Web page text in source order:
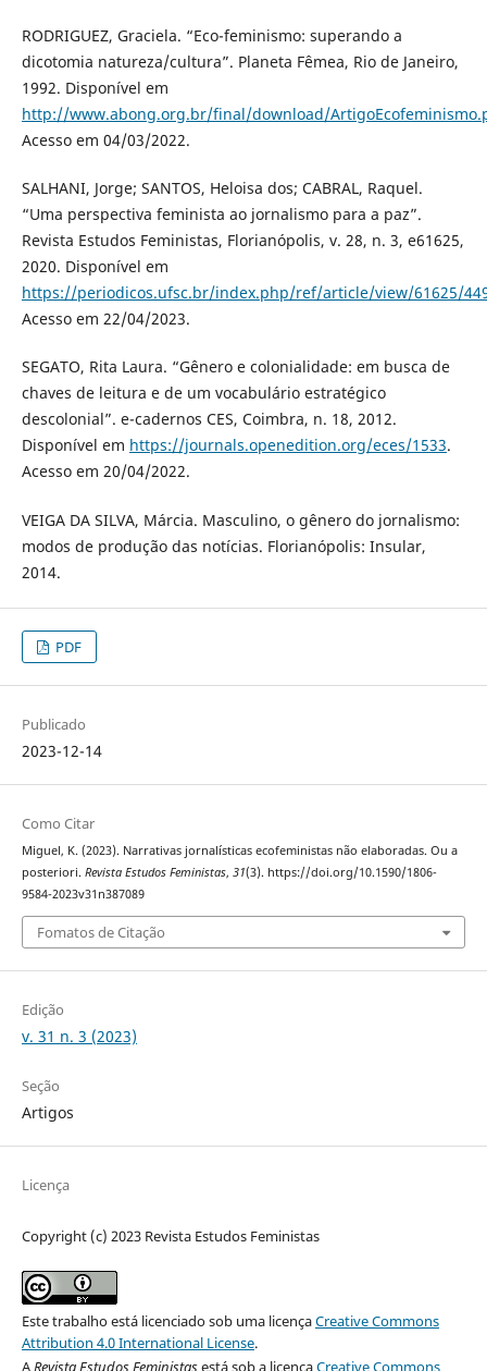
RODRIGUEZ, Graciela. “Eco-feminismo: superando a
dicotomia natureza/cultura”. Planeta Fêmea, Rio de Janeiro,
1992. Disponível em
http://www.abong.org.br/final/download/
Acesso em 04/03/2022.
SALHANI, Jorge; SANTOS, Heloisa dos; CABRAL, Raquel.
“Uma perspectiva feminista ao jornalismo para a paz”.
Revista Estudos Feministas, Florianópolis, v. 28, n. 3, e61625,
2020. Disponível em
https://periodicos.ufsc.br/index.php/ref/article/view/61625/
Acesso em 22/04/2023.
SEGATO, Rita Laura. “Gênero e colonialidade: em busca de
chaves de leitura e de um vocabulário estratégico
descolonial”. e-cadernos CES, Coimbra, n. 18, 2012.
Disponível em https://journals.openedition.org/eces/1533.
Acesso em 20/04/2022.
VEIGA DA SILVA, Márcia. Masculino, o gênero do jornalismo:
modos de produção das notícias. Florianópolis: Insular,
2014.
PDF
Publicado
2023-12-14
Como Citar
Miguel, K. (2023). Narrativas jornalísticas ecofeministas não elaboradas. Ou a
posteriori. Revista Estudos Feministas, 31(3). https://doi.org/10.1590/1806-
9584-2023v31n387089
Fomatos de Citação
Edição
v. 31 n. 3 (2023)
Seção
Artigos
Licença
Copyright (c) 2023 Revista Estudos Feministas
Este trabalho está licenciado sob uma licençaCreative Commons
Attribution 4.0 International License.
ARevista Estudos Feministasestá sob a licençaCreative Commons